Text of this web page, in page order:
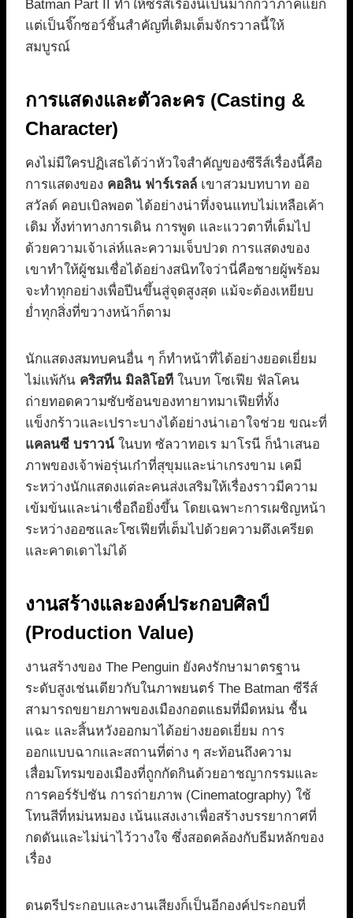
Batman Part II ทำให้ซีรีส์เรื่องนี้เป็นมากกว่าภาคแยก
แต่เป็นจิ๊กซอว์ชิ้นสำคัญที่เติมเต็มจักรวาลนี้ให้
สมบูรณ์
การแสดงและตัวละคร (Casting &
Character)
คงไม่มีใครปฏิเสธได้ว่าหัวใจสำคัญของซีรีส์เรื่องนี้คือ
การแสดงของ คอลิน ฟาร์เรลล์ เขาสวมบทบาท ออ
สวัลด์ คอบเบิลพอต ได้อย่างน่าทึ่งจนแทบไม่เหลือเค้า
เดิม ทั้งท่าทางการเดิน การพูด และแววตาที่เต็มไป
ด้วยความเจ้าเล่ห์และความเจ็บปวด การแสดงของ
เขาทำให้ผู้ชมเชื่อได้อย่างสนิทใจว่านี่คือชายผู้พร้อม
จะทำทุกอย่างเพื่อปีนขึ้นสู่จุดสูงสุด แม้จะต้องเหยียบ
ย่ำทุกสิ่งที่ขวางหน้าก็ตาม
นักแสดงสมทบคนอื่น ๆ ก็ทำหน้าที่ได้อย่างยอดเยี่ยม
ไม่แพ้กัน คริสทีน มิลลิโอที ในบท โซเฟีย ฟัลโคน
ถ่ายทอดความซับซ้อนของทายาทมาเฟียที่ทั้ง
แข็งกร้าวและเปราะบางได้อย่างน่าเอาใจช่วย ขณะที่
แคลนซี บราวน์ ในบท ซัลวาทอเร มาโรนี ก็นำเสนอ
ภาพของเจ้าพ่อรุ่นเก๋าที่สุขุมและน่าเกรงขาม เคมี
ระหว่างนักแสดงแต่ละคนส่งเสริมให้เรื่องราวมีความ
เข้มข้นและน่าเชื่อถือยิ่งขึ้น โดยเฉพาะการเผชิญหน้า
ระหว่างออซและโซเฟียที่เต็มไปด้วยความตึงเครียด
และคาดเดาไม่ได้
งานสร้างและองค์ประกอบศิลป์
(Production Value)
งานสร้างของ The Penguin ยังคงรักษามาตรฐาน
ระดับสูงเช่นเดียวกับในภาพยนตร์ The Batman ซีรีส์
สามารถขยายภาพของเมืองกอตแธมที่มืดหม่น ชื้น
แฉะ และสิ้นหวังออกมาได้อย่างยอดเยี่ยม การ
ออกแบบฉากและสถานที่ต่าง ๆ สะท้อนถึงความ
เสื่อมโทรมของเมืองที่ถูกกัดกินด้วยอาชญากรรมและ
การคอร์รัปชัน การถ่ายภาพ (Cinematography) ใช้
โทนสีที่หม่นหมอง เน้นแสงเงาเพื่อสร้างบรรยากาศที่
กดดันและไม่น่าไว้วางใจ ซึ่งสอดคล้องกับธีมหลักของ
เรื่อง
ดนตรีประกอบและงานเสียงก็เป็นอีกองค์ประกอบที่